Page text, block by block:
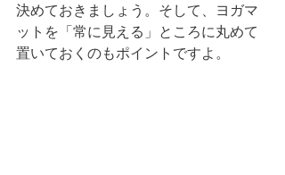
決めておきましょう。そして、ヨガマ
ットを「常に見える」ところに丸めて
置いておくのもポイントですよ。